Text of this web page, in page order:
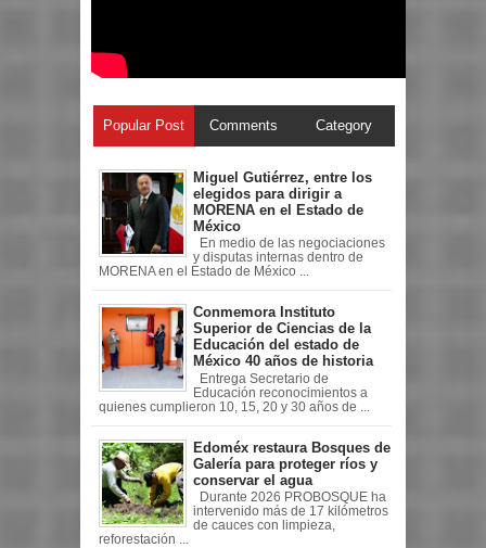
Popular Post Comments Category
Miguel Gutiérrez, entre los
elegidos para dirigir a
MORENA en el Estado de
México
En medio de las negociaciones
y disputas internas dentro de
MORENA en el Estado de México ...
Conmemora Instituto
Superior de Ciencias de la
Educación del estado de
México 40 años de historia
Entrega Secretario de
Educación reconocimientos a
quienes cumplieron 10, 15, 20 y 30 años de ...
Edoméx restaura Bosques de
Galería para proteger ríos y
conservar el agua
Durante 2026 PROBOSQUE ha
intervenido más de 17 kilómetros
de cauces con limpieza,
reforestación ...